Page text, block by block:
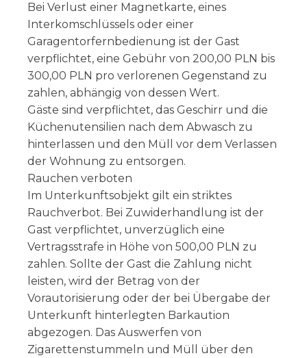
Bei Verlust einer Magnetkarte, eines
Interkomschlüssels oder einer
Garagentorfernbedienung ist der Gast
verpflichtet, eine Gebühr von 200,00 PLN bis
300,00 PLN pro verlorenen Gegenstand zu
zahlen, abhängig von dessen Wert.
Gäste sind verpflichtet, das Geschirr und die
Küchenutensilien nach dem Abwasch zu
hinterlassen und den Müll vor dem Verlassen
der Wohnung zu entsorgen.
Rauchen verboten
Im Unterkunftsobjekt gilt ein striktes
Rauchverbot. Bei Zuwiderhandlung ist der
Gast verpflichtet, unverzüglich eine
Vertragsstrafe in Höhe von 500,00 PLN zu
zahlen. Sollte der Gast die Zahlung nicht
leisten, wird der Betrag von der
Vorautorisierung oder der bei Übergabe der
Unterkunft hinterlegten Barkaution
abgezogen. Das Auswerfen von
Zigarettenstummeln und Müll über den